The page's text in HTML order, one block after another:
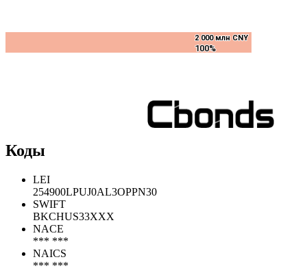
2 000 млн CNY
100%
2 000 млн CNY
100%
Коды
LEI
254900LPUJ0AL3OPPN30
SWIFT
BKCHUS33XXX
NACE
*** ***
NAICS
*** ***